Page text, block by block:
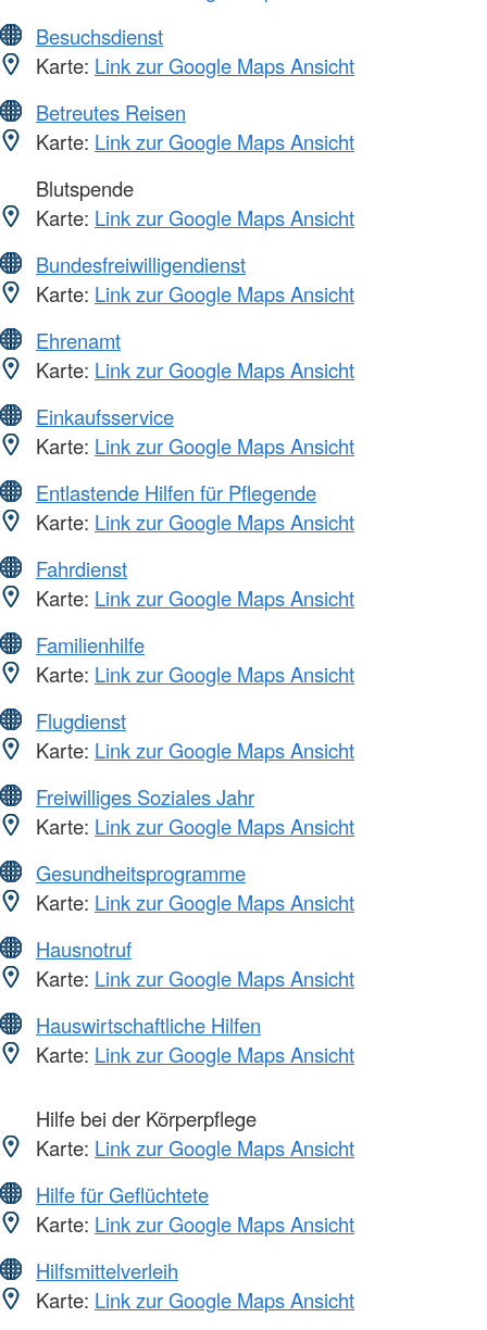
Besuchsdienst
Karte: Link zur Google Maps Ansicht
Betreutes Reisen
Karte: Link zur Google Maps Ansicht
Blutspende
Karte: Link zur Google Maps Ansicht
Bundesfreiwilligendienst
Karte: Link zur Google Maps Ansicht
Ehrenamt
Karte: Link zur Google Maps Ansicht
Einkaufsservice
Karte: Link zur Google Maps Ansicht
Entlastende Hilfen für Pflegende
Karte: Link zur Google Maps Ansicht
Fahrdienst
Karte: Link zur Google Maps Ansicht
Familienhilfe
Karte: Link zur Google Maps Ansicht
Flugdienst
Karte: Link zur Google Maps Ansicht
Freiwilliges Soziales Jahr
Karte: Link zur Google Maps Ansicht
Gesundheitsprogramme
Karte: Link zur Google Maps Ansicht
Hausnotruf
Karte: Link zur Google Maps Ansicht
Hauswirtschaftliche Hilfen
Karte: Link zur Google Maps Ansicht
Hilfe bei der Körperpflege
Karte: Link zur Google Maps Ansicht
Hilfe für Geflüchtete
Karte: Link zur Google Maps Ansicht
Hilfsmittelverleih
Karte: Link zur Google Maps Ansicht